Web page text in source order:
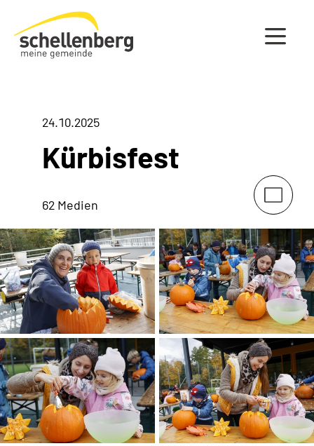
Gemeinde Schellenberg Startseite
24.10.2025
Kürbisfest
62 Medien